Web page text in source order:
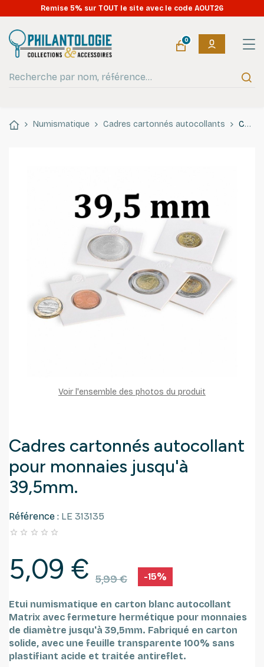
Remise 5% sur TOUT le site avec le code AOUT26
0
Numismatique Cadres cartonnés autocollants Cadres cartonnés autocollant pour monnaies jusqu'à 39,5mm.
Voir l'ensemble des photos du produit
Cadres cartonnés autocollant
pour monnaies jusqu'à
39,5mm.
Référence : LE 313135
    
5,09 € 5,99 € -15%
Etui numismatique en carton blanc autocollant
Matrix avec fermeture hermétique pour monnaies
de diamètre jusqu'à 39,5mm. Fabriqué en carton
solide, avec une feuille transparente 100% sans
plastifiant acide et traitée antireflet.